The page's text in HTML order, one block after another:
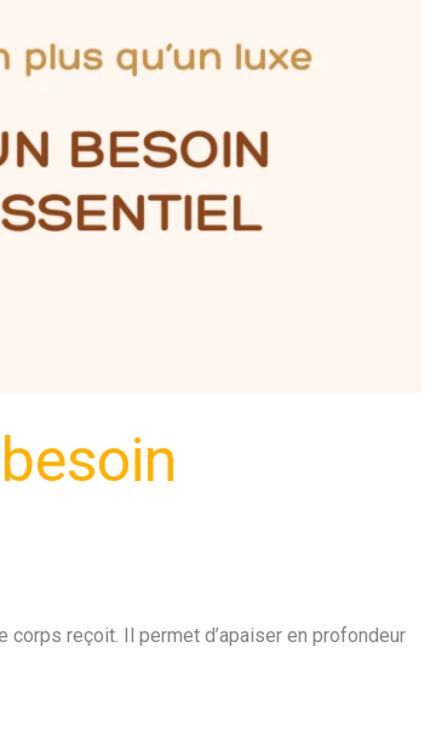
corps reçoit. Il permet d’apaiser en profondeur